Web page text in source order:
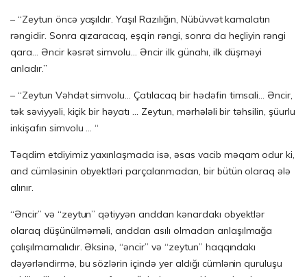
– “Zeytun öncə yaşıldır. Yaşıl Razılığın, Nübüvvət kamalatın
rəngidir. Sonra qızaracaq, eşqin rəngi, sonra da heçliyin rəngi
qara… Əncir kəsrət simvolu… Əncir ilk günahı, ilk düşməyi
anladır.”
– “Zeytun Vəhdət simvolu… Çatılacaq bir hədəfin timsali… Əncir,
tək səviyyəli, kiçik bir həyatı … Zeytun, mərhələli bir təhsilin, şüurlu
inkişafın simvolu … “
Təqdim etdiyimiz yaxınlaşmada isə, əsas vacib məqam odur ki,
and cümləsinin obyektləri parçalanmadan, bir bütün olaraq ələ
alınır.
“Əncir” və “zeytun” qətiyyən anddan kənardakı obyektlər
olaraq düşünülməməli, anddan asılı olmadan anlaşılmağa
çalışılmamalıdır. Əksinə, “əncir” və “zeytun” haqqındakı
dəyərləndirmə, bu sözlərin içində yer aldığı cümlənin quruluşu